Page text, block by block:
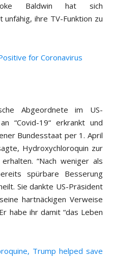
Baldwin hat sich
ihre TV-Funktion zu
for Coronavirus
Abgeordnete im US-
“Covid-19“ erkrankt und
Bundesstaat per 1. April
Hydroxychloroquin zur
“Nach weniger als
spürbare Besserung
Sie dankte US-Präsident
hartnäckigen Verweise
habe ihr damit “das Leben
Trump helped save